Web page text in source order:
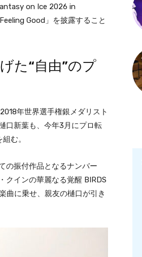
on Ice 2026 in
Good」を披露すること
た“自由”のプ
年世界選手権銀メダリスト
口新葉も、今年3月にプロ転
む。
の振付作品となるナンバー
クインの華麗なる覚醒 BIRDS
曲に乗せ、親友の樋口が引き